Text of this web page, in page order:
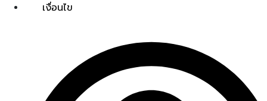
เงื่อนไข